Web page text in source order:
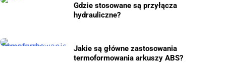
Gdzie stosowane są przyłącza
hydrauliczne?
Jakie są główne zastosowania
termoformowania arkuszy ABS?